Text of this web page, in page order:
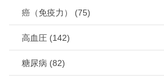
癌（免疫力） (75)
高血圧 (142)
糖尿病 (82)